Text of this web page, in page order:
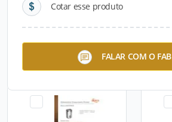
Cotar esse produto
FALAR COM O
Saboneteira Automática
Sensor Parede Quadrat